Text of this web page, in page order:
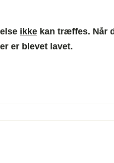
ikke kan træffes. Når
er blevet lavet.